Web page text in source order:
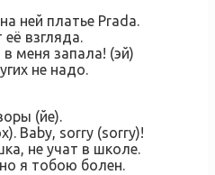
ней платье Prada.
взгляда.
меня запала! (эй)
не надо.
(йе).
Baby, sorry (sorry)!
не учат в школе.
я тобою болен.